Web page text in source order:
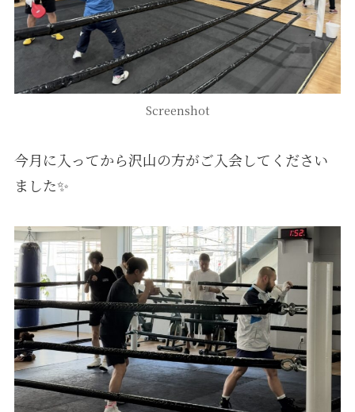
Screenshot
今月に入ってから沢山の方がご入会してください
ました✨